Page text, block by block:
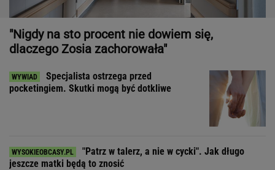
"Nigdy na sto procent nie dowiem się,
dlaczego Zosia zachorowała"
Specjalista ostrzega przed
pocketingiem. Skutki mogą być dotkliwe
"Patrz w talerz, a nie w cycki". Jak długo
jeszcze matki będą to znosić